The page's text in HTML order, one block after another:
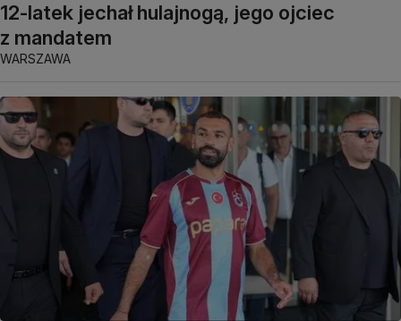
12-latek jechał hulajnogą, jego ojciec
z mandatem
WARSZAWA